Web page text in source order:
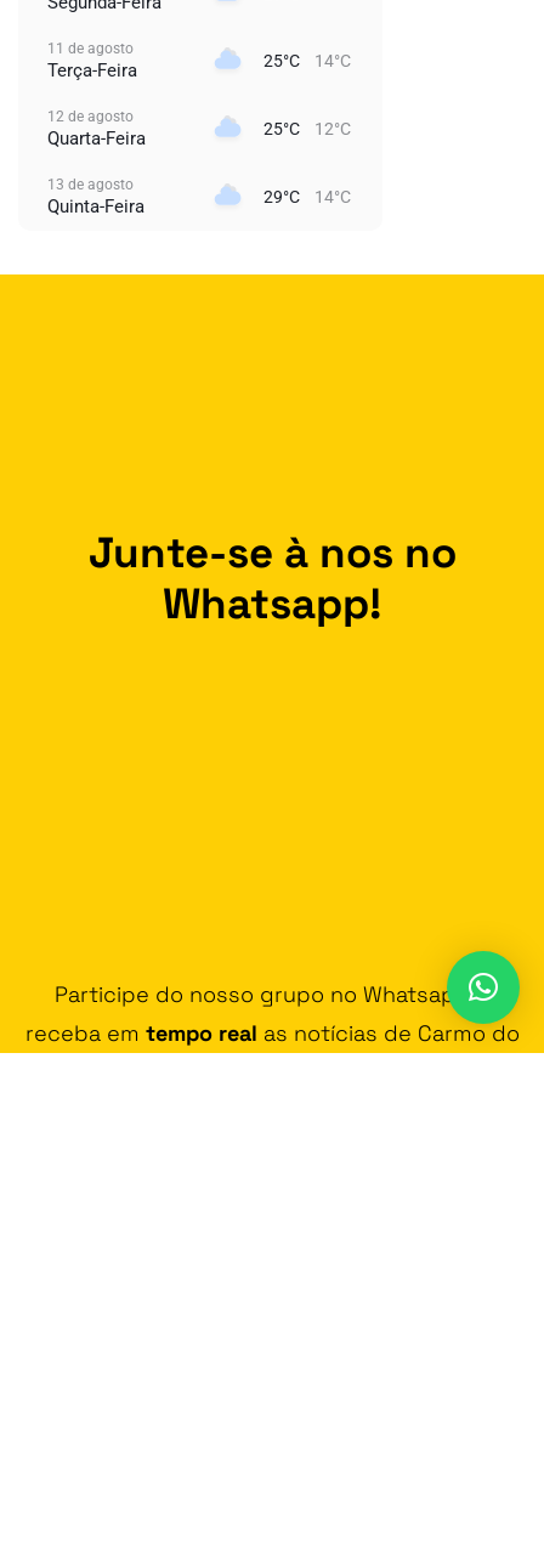
11 de agosto
Terça-Feira 25°C 14°C
12 de agosto
Quarta-Feira 25°C 12°C
13 de agosto
Quinta-Feira 29°C 14°C
Junte-se à nos no
Whatsapp!
Participe do nosso grupo no Whatsapp e
receba em tempo real as notícias de Carmo do